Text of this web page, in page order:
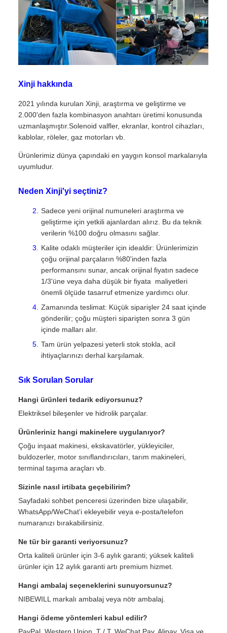
Xinji hakkında
2021 yılında kurulan Xinji, araştırma ve geliştirme ve
2.000'den fazla kombinasyon anahtarı üretimi konusunda
uzmanlaşmıştır.Solenoid valfler, ekranlar, kontrol cihazları,
kablolar, röleler, gaz motorları vb.
Ürünlerimiz dünya çapındaki en yaygın konsol markalarıyla
uyumludur.
Neden Xinji'yi seçtiniz?
Sadece yeni orijinal numuneleri araştırma ve
geliştirme için yetkili ajanlardan alırız. Bu da teknik
verilerin %100 doğru olmasını sağlar.
Kalite odaklı müşteriler için idealdir: Ürünlerimizin
çoğu orijinal parçaların %80'inden fazla
performansını sunar, ancak orijinal fiyatın sadece
1/3'üne veya daha düşük bir fiyata  maliyetleri
önemli ölçüde tasarruf etmenize yardımcı olur.
Zamanında teslimat: Küçük siparişler 24 saat içinde
gönderilir; çoğu müşteri siparişten sonra 3 gün
içinde malları alır.
Tam ürün yelpazesi yeterli stok stokla, acil
ihtiyaçlarınızı derhal karşılamak.
Sık Sorulan Sorular
Hangi ürünleri tedarik ediyorsunuz?
Elektriksel bileşenler ve hidrolik parçalar.
Ürünleriniz hangi makinelere uygulanıyor?
Çoğu inşaat makinesi, ekskavatörler, yükleyiciler,
buldozerler, motor sınıflandırıcıları, tarım makineleri,
terminal taşıma araçları vb.
Sizinle nasıl irtibata geçebilirim?
Sayfadaki sohbet penceresi üzerinden bize ulaşabilir,
WhatsApp/WeChat'i ekleyebilir veya e-posta/telefon
numaranızı bırakabilirsiniz.
Ne tür bir garanti veriyorsunuz?
Orta kaliteli ürünler için 3-6 aylık garanti; yüksek kaliteli
ürünler için 12 aylık garanti artı premium hizmet.
Hangi ambalaj seçeneklerini sunuyorsunuz?
NIBEWILL markalı ambalaj veya nötr ambalaj.
Hangi ödeme yöntemleri kabul edilir?